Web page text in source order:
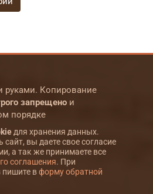
руками. Копирование
запрещено и
порядке
для хранения данных.
вы даете свое согласие
а так же принимаете все
соглашения. При
пишите вформу обратной